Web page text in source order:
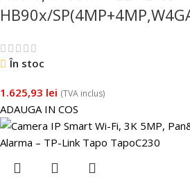
HB90x/
În stoc
1.625,93 lei (TVA inclus)
ADAUGA IN COS